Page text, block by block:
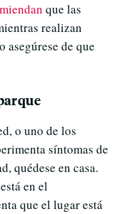
que las
realizan
asegúrese de que
o uno de los
síntomas de
quédese en casa.
en el
que el lugar está